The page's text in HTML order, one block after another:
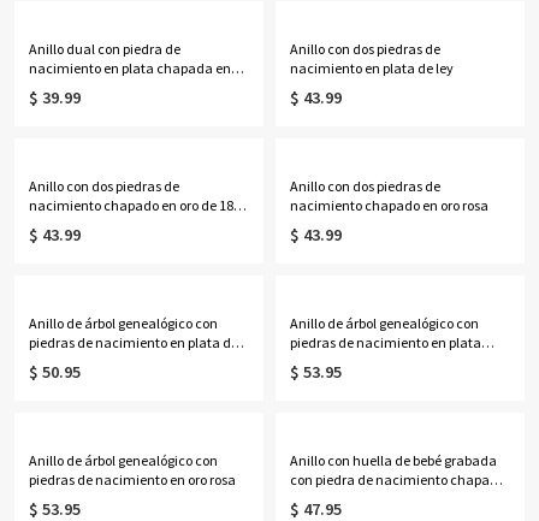
Anillo dual con piedra de
nacimiento en plata chapada en
oro rosa
$ 39.99
Anillo con dos piedras de
nacimiento en plata de ley
$ 43.99
Anillo con dos piedras de
nacimiento chapado en oro de 18
quilates
$ 43.99
Anillo con dos piedras de
nacimiento chapado en oro rosa
$ 43.99
Anillo de árbol genealógico con
piedras de nacimiento en plata de
ley
$ 50.95
Anillo de árbol genealógico con
piedras de nacimiento en plata
chapada en oro
$ 53.95
Anillo de árbol genealógico con
piedras de nacimiento en oro rosa
$ 53.95
Anillo con huella de bebé grabada
con piedra de nacimiento chapado
en platino
$ 47.95